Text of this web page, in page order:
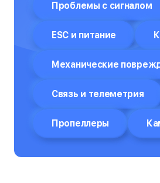
Планшеты
Плоттеры
Прицелы ночного видения
Проекторы
Проблемы с сигналом
ESC и питание
Механические
Связь и телеметрия
Пропеллеры